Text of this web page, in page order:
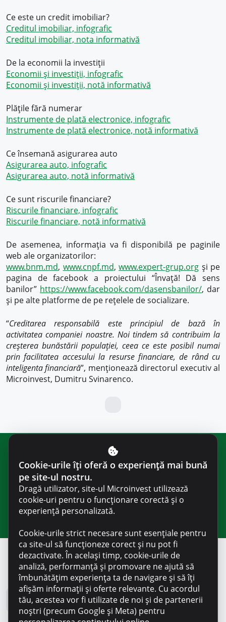
Ce este un credit imobiliar?
Creditul imobiliar, infografic
Creditul imobiliar, nota informativă
De la economii la investiții
Economii și investiții, infografic
Economii și investiții, notă informativă
Plățile fără numerar
Instrumente de plată electronice, infografic
Instrumente de plată electronice, notă informativă
Ce însemană asigurarea auto
Asigurarea auto, infografic
Asigurarea auto, notă informativă
Ce sunt riscurile financiare?
Riscurile financiare, infografic
Riscurile financiare, notă informativă
De asemenea, informația va fi disponibilă pe paginile
web ale organizatorilor:
www.bnm.md, www.cnpf.md, www.expert-grup.org și pe
pagina de facebook a proiectului “Învață! Dă sens
banilor” https://www.facebook.com/dasensbanilor/, dar
și pe alte platforme de pe rețelele de socializare.
“Creditarea responsabilă este principiul de bază în
activitatea companiei noastre. Noi tindem să contribuim la
creșterea bunăstării populației, ceea ce este posibil numai
prin facilitatea accesului la resurse financiare, de rând cu
inteligenta financiară”, menționează directorul executiv al
Microinvest, Dumitru Svinarenco.
Abonați-vă la newsletter-ul nostru
pentru noutăți și informații utile
Blog Microinvest
Toate noutățile
Cookie-urile îți oferă o experiență mai bună
pe site-ul nostru.
Dragă utilizator, site-ul Microinvest utilizează
cookie-uri pentru o funcționare corectă și o
experiență personalizată.
Cookie-urile strict necesare sunt esențiale pentru
ca site-ul să funcționeze corect și nu pot fi
dezactivate. În același timp, cookie-urile de
analiză, performanță și promovare ne ajută să
îmbunătățim experiența ta de navigare și să îți
afișăm informații și oferte relevante. Cu acordul
tău, acestea vor fi utilizate de noi și de partenerii
noștri (precum Google și Meta) pentru